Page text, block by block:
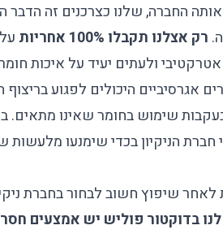
החברה, שלנו כצרכנים זה הדבר
רק אצלנו תקבלו 100% אחריות
ולעתים יעיד על איכות
אגרסיביים היכולים לפגוע בריצוף
שימוש בחומר שאינו מתאים.
חברת הניקיון בכדי שימנעו מלעשות
שיפוץ חשוב לבחור בחברת
לנו בדוקטור פוליש יש אמצעים